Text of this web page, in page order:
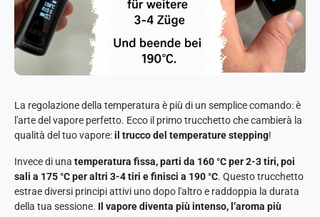
La regolazione della temperatura è più di un semplice comando: è
l'arte del vapore perfetto. Ecco il primo trucchetto che cambierà la
qualità del tuo vapore:il trucco del temperature stepping!
Invece di una temperatura fissa, parti da 160 °C per 2-3 tiri, poi
sali a 175 °C per altri 3-4 tiri e finisci a 190 °C. Questo trucchetto
estrae diversi principi attivi uno dopo l'altro e raddoppia la durata
della tua sessione. Il vapore diventa più intenso, l’aroma più